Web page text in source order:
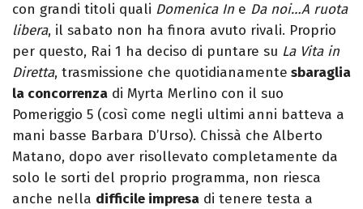
con grandi titoli quali Domenica Ine Da noi…A ruota
libera, il sabato non ha finora avuto rivali. Proprio
per questo, Rai 1 ha deciso di puntare su La Vita in
Diretta, trasmissione che quotidianamente sbaraglia
la concorrenza di Myrta Merlino con il suo
Pomeriggio 5 (così come negli ultimi anni batteva a
mani basse Barbara D’Urso). Chissà che Alberto
Matano, dopo aver risollevato completamente da
solo le sorti del proprio programma, non riesca
anche nella difficile impresa di tenere testa a